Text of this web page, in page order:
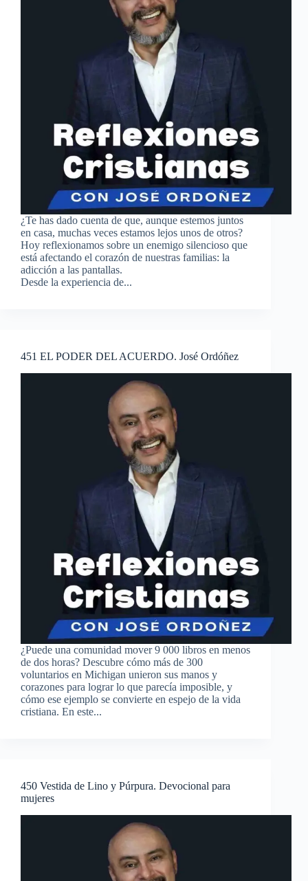
¿Te has dado cuenta de que, aunque estemos juntos
en casa, muchas veces estamos lejos unos de otros?
Hoy reflexionamos sobre un enemigo silencioso que
está afectando el corazón de nuestras familias: la
adicción a las pantallas.
Desde la experiencia de...
451 EL PODER DEL ACUERDO. José Ordóñez
¿Puede una comunidad mover 9 000 libros en menos
de dos horas? Descubre cómo más de 300
voluntarios en Michigan unieron sus manos y
corazones para lograr lo que parecía imposible, y
cómo ese ejemplo se convierte en espejo de la vida
cristiana. En este...
450 Vestida de Lino y Púrpura. Devocional para
mujeres